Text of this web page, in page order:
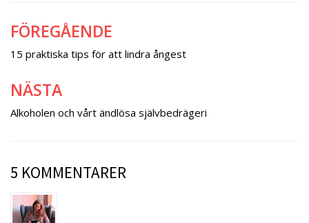
Inläggsnavigering
FÖREGÅENDE
15 praktiska tips för att lindra ångest
NÄSTA
Alkoholen och vårt ändlösa självbedrägeri
5 KOMMENTARER